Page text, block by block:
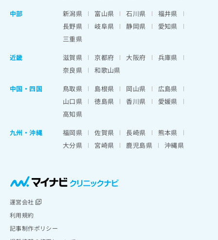
中部
新潟県 富山県 石川県
福井県
長野県
岐阜県 静岡県
愛知県
三重県
近畿
滋賀県 京都府 大阪府
兵庫県
奈良県
和歌山県
中国・四国
鳥取県 島根県 岡山県
広島県
山口県
徳島県 香川県
愛媛県
高知県
九州・沖縄
福岡県 佐賀県 長崎県
熊本県
大分県
宮崎県 鹿児島県 沖縄県
運営会社
利用規約
記事制作ポリシー